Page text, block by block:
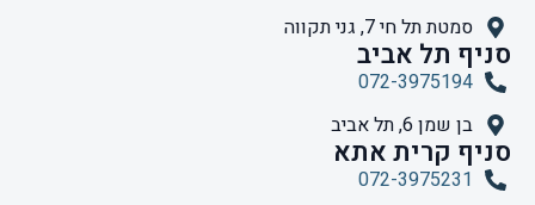
סמטת תל חי 7, גני תקווה
סניף תל אביב
072-3975194
בן שמן 6, תל אביב
סניף קרית אתא
072-3975231